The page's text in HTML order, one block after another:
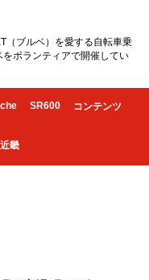
（ブルベ）を愛する自転車乗
ボランティアで開催してい
SR600 コンテンツ
畿